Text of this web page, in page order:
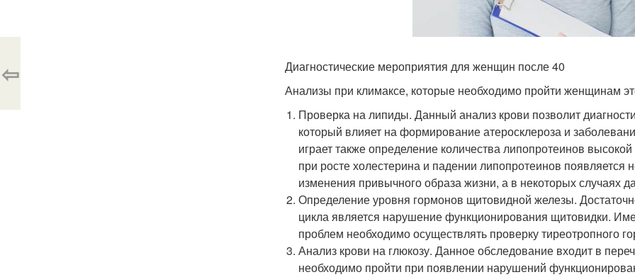
Диагностические мероприятия для женщин после 40
Анализы при климаксе, которые необходимо пройти женщинам
Проверка на липиды. Данный анализ крови позволит
который влияет на формирование атеросклероза и
играет также определение количества липопротеинов
при росте холестерина и падении липопротеинов появляется
изменения привычного образа жизни, а в некоторых случаях
Определение уровня гормонов щитовидной железы.
цикла является нарушение функционирования щитовидки.
проблем необходимо осуществлять проверку тиреотропного
Анализ крови на глюкозу. Данное обследование входит в
необходимо пройти при появлении нарушений
⇦